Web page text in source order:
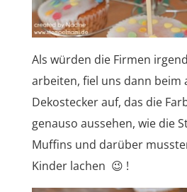
Als würden die Firmen
arbeiten, fiel uns dann beim
Dekostecker auf, das die
genauso aussehen, wie die
Muffins und darüber
Kinder lachen 😉 !